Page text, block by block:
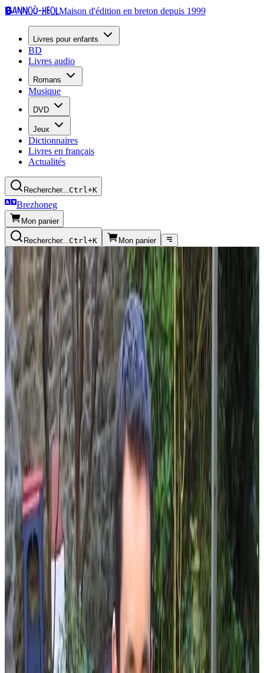
Bannoù-heolMaison d'édition en breton depuis 1999
Livres pour enfants
BD
Livres audio
Romans
Musique
DVD
Jeux
Dictionnaires
Livres en français
Actualités
Rechercher...Ctrl+K
Brezhoneg
Mon panier
Rechercher...Ctrl+K Mon panier
Presse écrite
Titeuf cause pour la 3ème fois en breton
4 décembre 2007